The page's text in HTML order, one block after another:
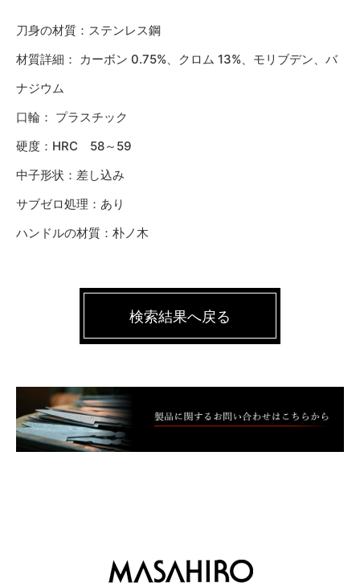
刀身の材質：ステンレス鋼
材質詳細： カーボン 0.75%、クロム 13%、モリブデン、バ
ナジウム
口輪： プラスチック
硬度：HRC 58～59
中子形状：差し込み
サブゼロ処理：あり
ハンドルの材質：朴ノ木
検索結果へ戻る